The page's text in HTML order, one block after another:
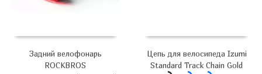
Задний велофонарь
ROCKBROS
Цепь для велосипеда Izumi
Standard Track Chain Gold